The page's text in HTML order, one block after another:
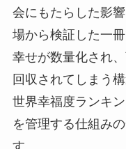
会にもたらした影
場から検証した一冊
幸せが数量化され
回収されてしまう構
世界幸福度ランキ
を管理する仕組み